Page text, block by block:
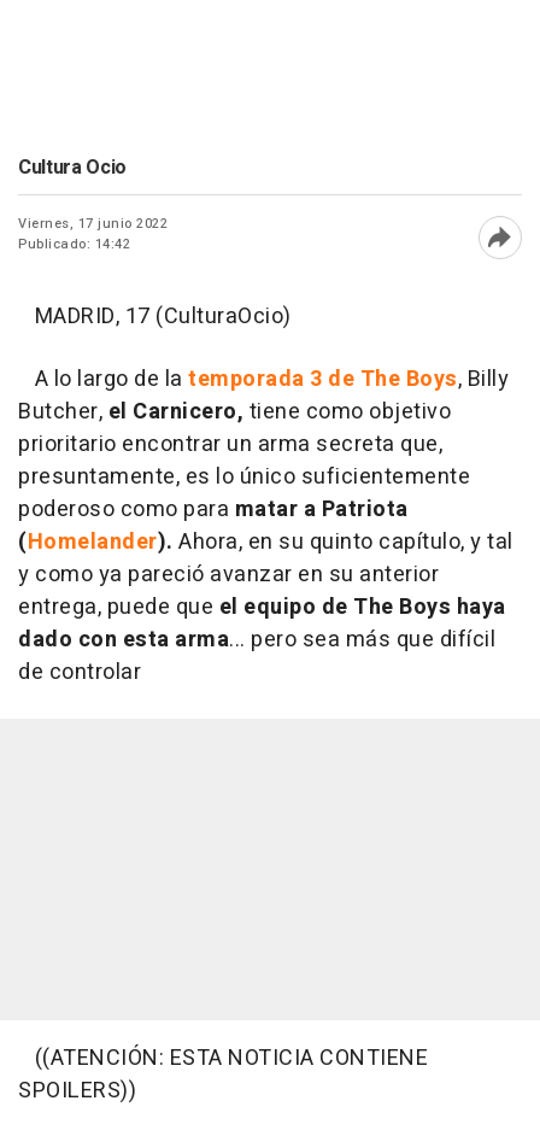
Cultura Ocio
Viernes, 17 junio 2022
Publicado: 14:42
MADRID, 17 (CulturaOcio)
A lo largo de la temporada 3 de The Boys, Billy
Butcher, el Carnicero, tiene como objetivo
prioritario encontrar un arma secreta que,
presuntamente, es lo único suficientemente
poderoso como para matar a Patriota
(Homelander). Ahora, en su quinto capítulo, y tal
y como ya pareció avanzar en su anterior
entrega, puede que el equipo de The Boys haya
dado con esta arma... pero sea más que difícil
de controlar
((ATENCIÓN: ESTA NOTICIA CONTIENE
SPOILERS))